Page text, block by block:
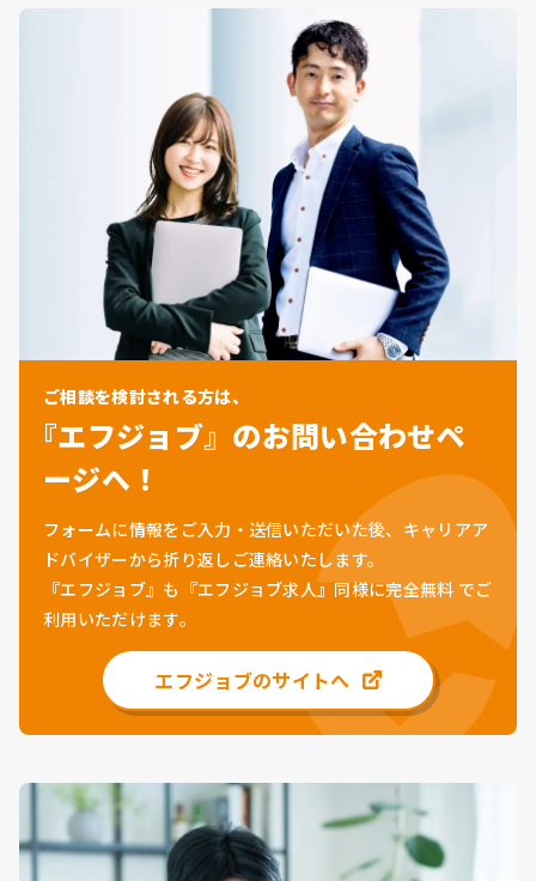
ご相談を検討される方は、
『エフジョブ』のお問い合わせペ
ージへ！
フォームに情報をご入力・送信いただいた後、キャリアア
ドバイザーから折り返しご連絡いたします。
『エフジョブ』も『エフジョブ求人』同様に完全無料 でご
利用いただけます。
エフジョブのサイトへ